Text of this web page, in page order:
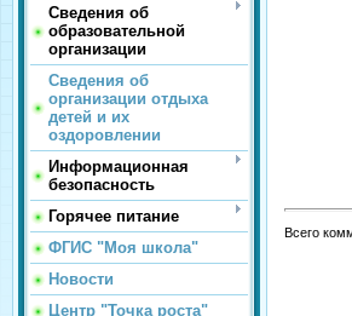
Сведения об
образовательной
организации
Сведения об
организации отдыха
детей и их
оздоровлении
Информационная
безопасность
Горячее питание
ФГИС "Моя школа"
Новости
Центр "Точка роста"
Всего